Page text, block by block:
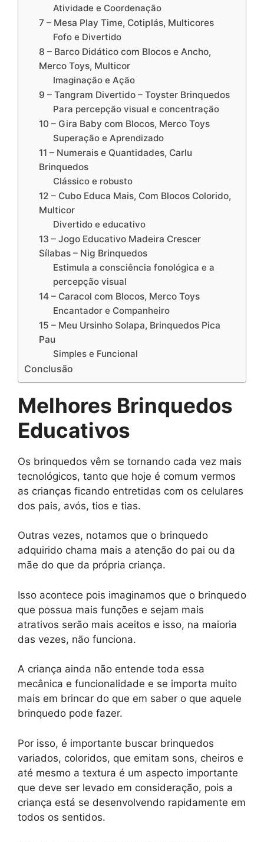
Atividade e Coordenação
7 – Mesa Play Time, Cotiplás, Multicores
Fofo e Divertido
8 – Barco Didático com Blocos e Ancho,
Merco Toys, Multicor
Imaginação e Ação
9 – Tangram Divertido – Toyster Brinquedos
Para percepção visual e concentração
10 – Gira Baby com Blocos, Merco Toys
Superação e Aprendizado
11 – Numerais e Quantidades, Carlu
Brinquedos
Clássico e robusto
12 – Cubo Educa Mais, Com Blocos Colorido,
Multicor
Divertido e educativo
13 – Jogo Educativo Madeira Crescer
Sílabas – Nig Brinquedos
Estimula a consciência fonológica e a
percepção visual
14 – Caracol com Blocos, Merco Toys
Encantador e Companheiro
15 – Meu Ursinho Solapa, Brinquedos Pica
Pau
Simples e Funcional
Conclusão
Melhores Brinquedos
Educativos
Os brinquedos vêm se tornando cada vez mais
tecnológicos, tanto que hoje é comum vermos
as crianças ficando entretidas com os celulares
dos pais, avós, tios e tias.
Outras vezes, notamos que o brinquedo
adquirido chama mais a atenção do pai ou da
mãe do que da própria criança.
Isso acontece pois imaginamos que o brinquedo
que possua mais funções e sejam mais
atrativos serão mais aceitos e isso, na maioria
das vezes, não funciona.
A criança ainda não entende toda essa
mecânica e funcionalidade e se importa muito
mais em brincar do que em saber o que aquele
brinquedo pode fazer.
Por isso, é importante buscar brinquedos
variados, coloridos, que emitam sons, cheiros e
até mesmo a textura é um aspecto importante
que deve ser levado em consideração, pois a
criança está se desenvolvendo rapidamente em
todos os sentidos.